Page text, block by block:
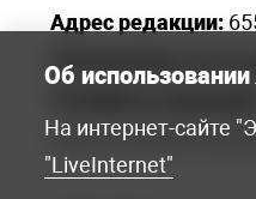
Адрес редакции:
Электронная почта
Об
На интернет-сайте
"LiveInternet"